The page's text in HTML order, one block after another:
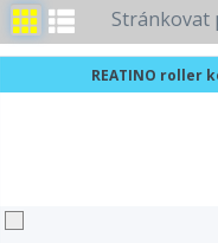
Stránkovat
REATINO roller